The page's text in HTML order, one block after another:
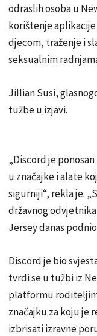
odraslih osoba u
korištenje
djecom, traženje i
seksualnim
Jillian Susi,
tužbe u izjavi.
„Discord je
u značajke i alate
sigurniji“, rekla je.
državnog
Jersey danas
Discord je bio
tvrdi se u tužbi iz
platformu
značajku za koju je
izbrisati izravne